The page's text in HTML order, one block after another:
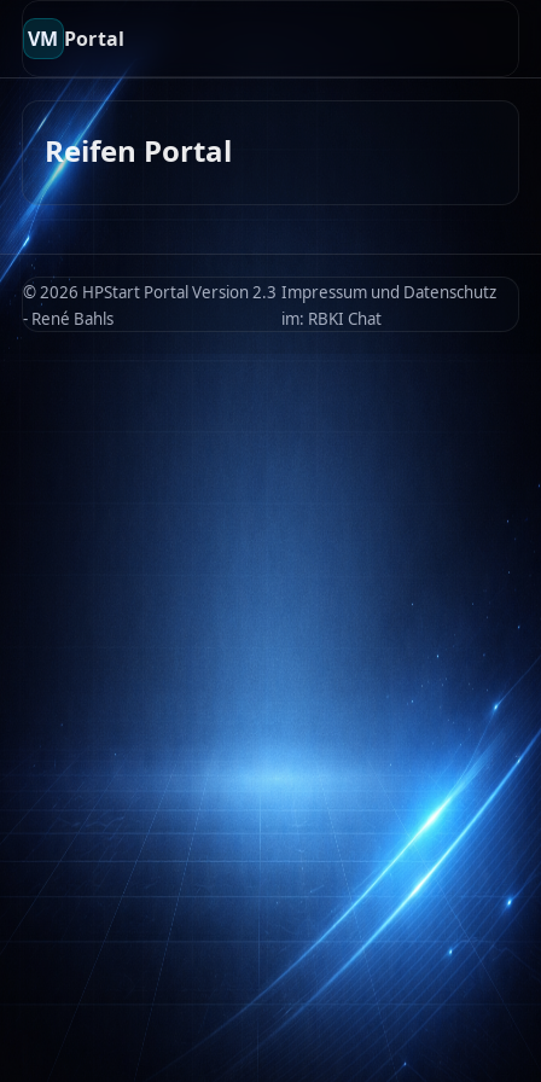
VM Portal
Reifen Portal
© 2026 HPStart Portal Version 2.3
- René Bahls
Impressum und Datenschutz
im: RBKI Chat